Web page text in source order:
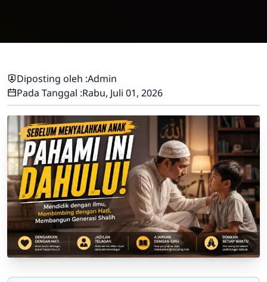
Diposting oleh :Admin
Pada Tanggal :Rabu, Juli 01, 2026